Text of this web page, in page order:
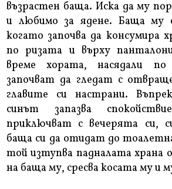
възрастен баща. Иска да му
и любимо за ядене. Баща му
когато започва да консумира
по ризата и върху
време хората, насядали
започват да гледат с
главите си настрани.
синът запазва
приключват с вечерята си,
баща си да отидат до
той изтупва падналата
на баща му, сресва косата му и